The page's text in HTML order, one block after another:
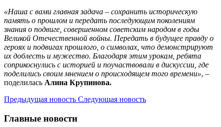
«Наша с вами главная задача – сохранить историческую
память о прошлом и передать последующим поколениям
знания о подвиге, совершенном советским народом в годы
Великой Отечественной войны. Передать в будущее правду о
героях и подвигах прошлого, о символах, что демонстрируют
их доблесть и мужество. Благодаря этим урокам, ребята
соприкоснулись с историей и поучаствовали в дискуссии, где
поделились своим мнением о происходящем того времени», –
поделилась Алина Крупинова.
Предыдущая новость Следующая новость
Главные новости